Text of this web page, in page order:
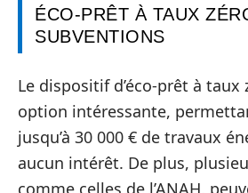
ÉCO-PRÊT À TAUX
SUBVENTIONS
Le dispositif d’éco-prêt à taux
option intéressante,
jusqu’à 30 000 € de travaux
aucun intérêt. De plus,
comme celles de l’ANAH,